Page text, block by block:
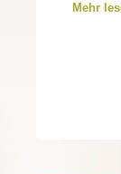
Mehr